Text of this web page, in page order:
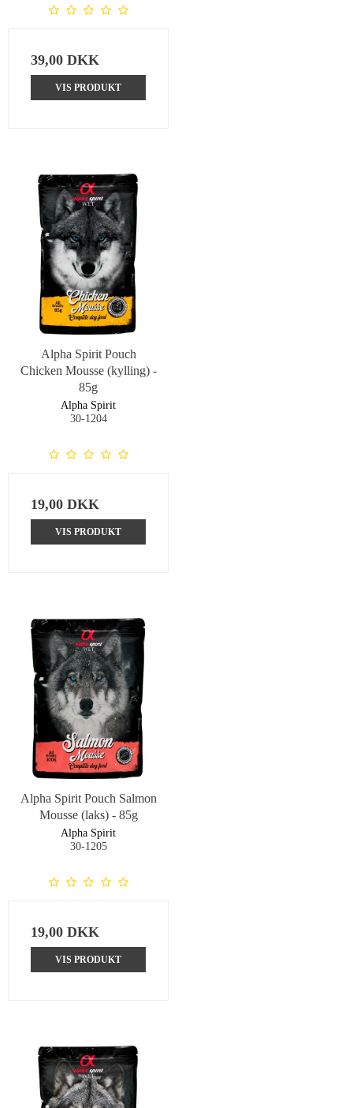
39,00 DKK
VIS PRODUKT
Alpha Spirit Pouch
Chicken Mousse (kylling) -
85g
Alpha Spirit
30-1204
19,00 DKK
VIS PRODUKT
Alpha Spirit Pouch Salmon
Mousse (laks) - 85g
Alpha Spirit
30-1205
19,00 DKK
VIS PRODUKT